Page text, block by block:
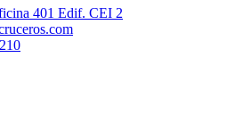
401 Edif. CEI 2